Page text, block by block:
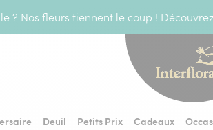
? Nos fleurs tiennent le coup !
Deuil Petits Prix Cadeaux